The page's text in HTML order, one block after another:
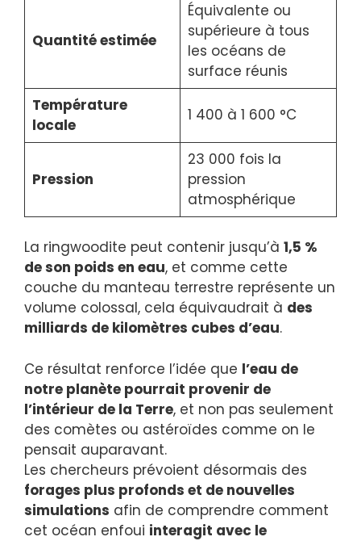
Quantité estimée
Équivalente ou
supérieure à tous
les océans de
surface réunis
Température
locale
1 400 à 1 600 °C
Pression
23 000 fois la
pression
atmosphérique
La ringwoodite peut contenir jusqu’à 1,5 %
de son poids en eau, et comme cette
couche du manteau terrestre représente un
volume colossal, cela équivaudrait à des
milliards de kilomètres cubes d’eau.
Ce résultat renforce l’idée que l’eau de
notre planète pourrait provenir de
l’intérieur de la Terre, et non pas seulement
des comètes ou astéroïdes comme on le
pensait auparavant.
Les chercheurs prévoient désormais des
forages plus profonds et de nouvelles
simulations afin de comprendre comment
cet océan enfoui interagit avec le